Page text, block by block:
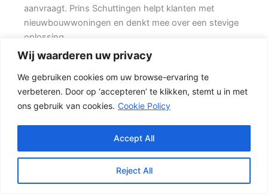
Wij waarderen uw privacy
We gebruiken cookies om uw browse-ervaring te
verbeteren. Door op ‘accepteren’ te klikken, stemt u in met
ons gebruik van cookies. Cookie Policy
Reject All
Accept All
aanvraagt. Prins Schuttingen helpt klanten met
nieuwbouwwoningen en denkt mee over een stevige
oplossing.
De juiste erfafscheiding begint met een goed plan.
Wilt u zo min mogelijk onderhoud, dan is een
betonschutting of hout-beton combinatie vaak een
slimme keuze. Daarom is persoonlijk advies vaak
beter dan alleen online een standaardprijs bekijken.
Schutting kiezen op basis van uitstraling en gebruik
Een hout-beton schutting is populair omdat deze